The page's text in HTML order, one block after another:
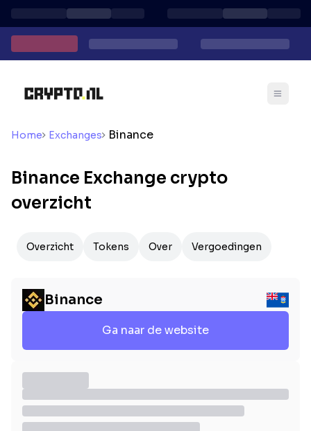
Home Exchanges Binance
Binance Exchange crypto
overzicht
Overzicht Tokens Over Vergoedingen
Binance
Ga naar de website